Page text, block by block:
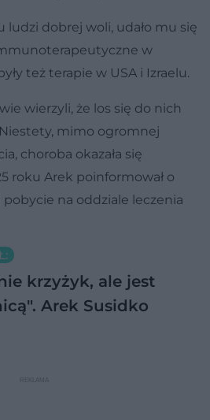
ludzi dobrej woli, udało mu się
w
też terapie w USA i Izraelu.
wierzyli, że los się do nich
mimo ogromnej
choroba okazała się
roku Arek poinformował o
na oddziale leczenia
krzyżyk, ale jest
Arek Susidko